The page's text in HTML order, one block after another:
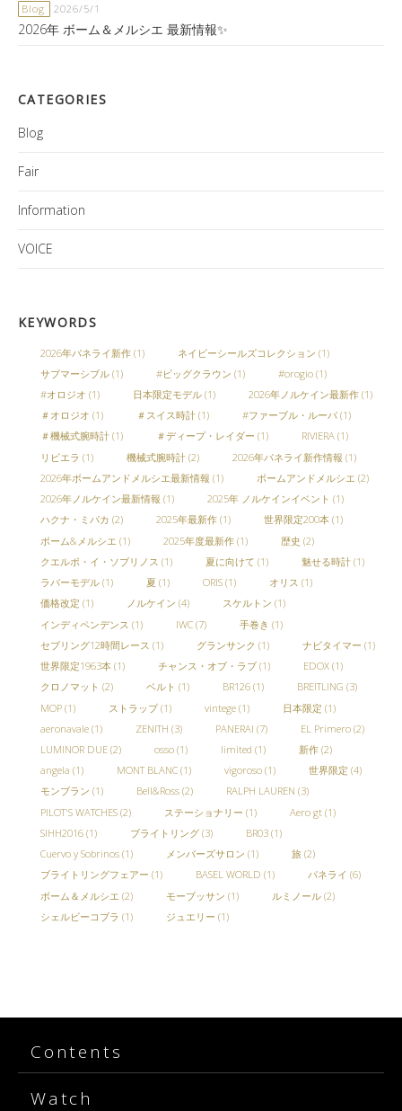
Blog 2026/5/1
2026年 ボーム＆メルシエ 最新情報✨
CATEGORIES
Blog
Fair
Information
VOICE
KEYWORDS
2026年パネライ新作(1) ネイビーシールズコレクション (1)
サブマーシブル(1) #ビッグクラウン (1) #orogio(1)
#オロジオ (1) 日本限定モデル(1) 2026年ノルケイン最新作(1)
＃オロジオ (1) ＃スイス時計(1) #ファーブル・ルーバ(1)
＃機械式腕時計(1) ＃ディープ・レイダー (1) RIVIERA(1)
リビエラ (1) 機械式腕時計(2) 2026年パネライ新作情報 (1)
2026年ボームアンドメルシエ最新情報 (1) ボームアンドメルシエ (2)
2026年ノルケイン最新情報 (1) 2025年 ノルケインイベント (1)
ハクナ・ミパカ (2) 2025年最新作(1) 世界限定200本(1)
ボーム&メルシエ (1) 2025年度最新作(1) 歴史 (2)
クエルボ・イ・ソブリノス (1) 夏に向けて (1) 魅せる時計(1)
ラバーモデル(1) 夏 (1) ORIS(1) オリス (1)
価格改定 (1) ノルケイン (4) スケルトン (1)
インディペンデンス (1) IWC(7) 手巻き (1)
セブリング12時間レース (1) グランサンク (1) ナビタイマー (1)
世界限定1963本(1) チャンス・オブ・ラブ(1) EDOX(1)
クロノマット (2) ベルト (1) BR126(1) BREITLING (3)
MOP(1) ストラップ(1) vintege(1) 日本限定 (1)
aeronavale(1) ZENITH (3) PANERAI (7) EL Primero(2)
LUMINOR DUE(2) osso(1) limited (1) 新作(2)
angela (1) MONT BLANC(1) vigoroso(1) 世界限定 (4)
モンブラン (1) Bell&Ross(2) RALPH LAUREN (3)
PILOT'S WATCHES(2) ステーショナリー (1) Aero gt(1)
SIHH2016(1) ブライトリング(3) BR03(1)
Cuervo y Sobrinos(1) メンバーズサロン (1) 旅(2)
ブライトリングフェアー (1) BASEL WORLD (1) パネライ (6)
ボーム＆メルシエ (2) モーブッサン (1) ルミノール(2)
シェルビーコブラ (1) ジュエリー (1)
Contents
Watch